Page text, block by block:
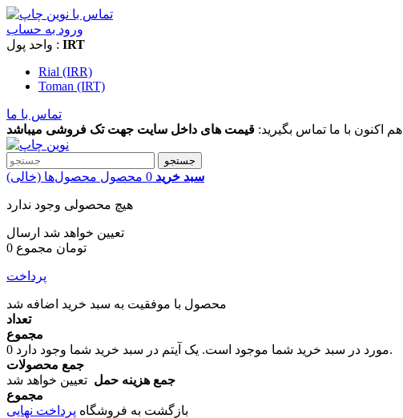
ورود به حساب
واحد پول : IRT
Rial (IRR)
Toman (IRT)
تماس با ما
هم اکنون با ما تماس بگیرید: قیمت های داخل سایت جهت تک فروشی میباشد
جستجو
سبد خرید 0 محصول محصول‌ها (خالی)
هیچ محصولی وجود ندارد
تعیین خواهد شد ارسال
0 تومان مجموع
پرداخت
محصول با موفقیت به سبد خرید اضافه شد
تعداد
مجموع
0
مورد در سبد خرید شما موجود است.یک آیتم در سبد خرید شما وجود دارد.
جمع محصولات
جمع هزینه حمل تعیین خواهد شد
مجموع
بازگشت به فروشگاه پرداخت نهایی